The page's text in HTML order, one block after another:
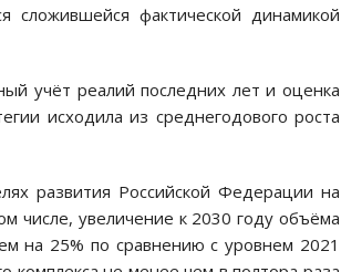
сложившейся фактической динамикой
учёт реалий последних лет и оценка
исходила из среднегодового роста
развития Российской Федерации на
числе, увеличение к 2030 году объёма
на 25% по сравнению с уровнем 2021